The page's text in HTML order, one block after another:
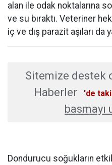
alan ile odak noktalarına
ve su bıraktı. Veteriner
iç ve dış parazit aşıları da
Sitemize destek
Haberler
'de
basmayı
Dondurucu soğukların